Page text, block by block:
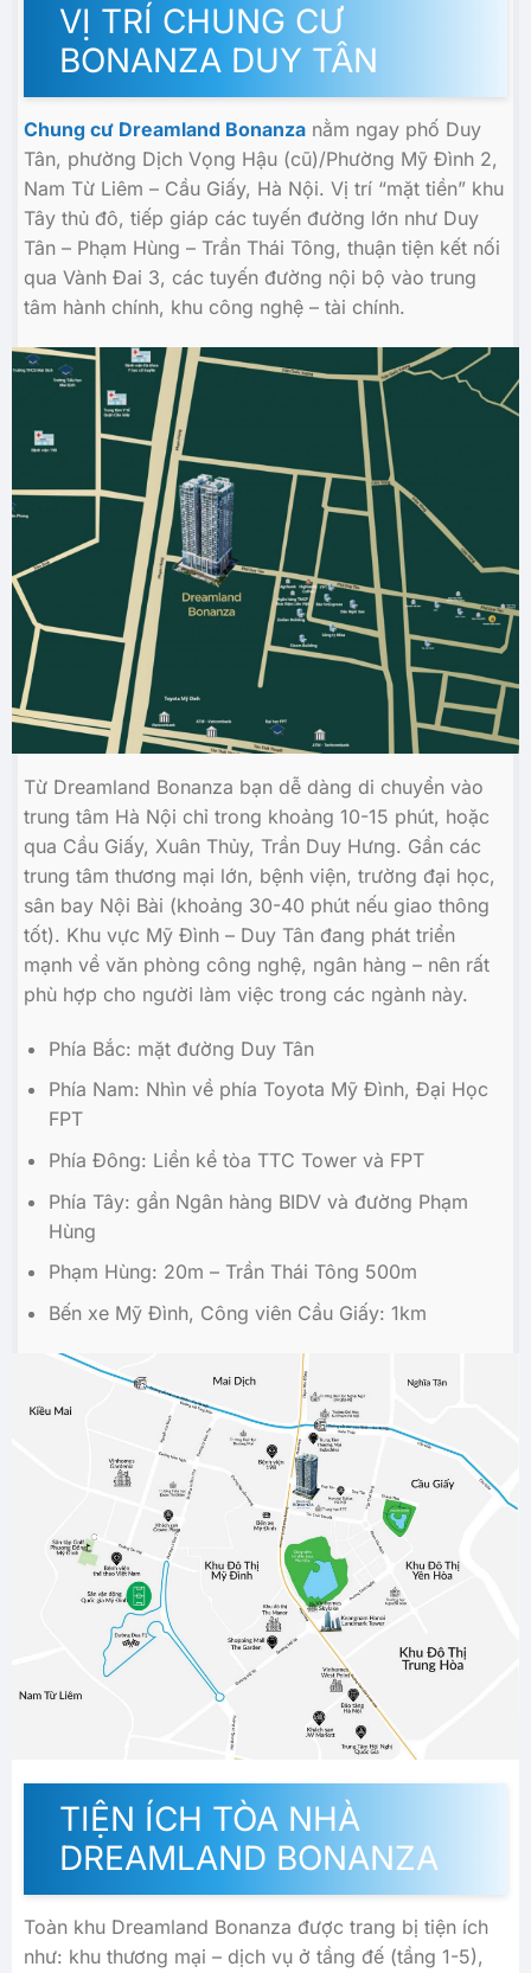
VỊ TRÍ CHUNG CƯ
BONANZA DUY TÂN
Chung cư Dreamland Bonanza nằm ngay phố Duy
Tân, phường Dịch Vọng Hậu (cũ)/Phường Mỹ Đình 2,
Nam Từ Liêm – Cầu Giấy, Hà Nội. Vị trí “mặt tiền” khu
Tây thủ đô, tiếp giáp các tuyến đường lớn như Duy
Tân – Phạm Hùng – Trần Thái Tông, thuận tiện kết nối
qua Vành Đai 3, các tuyến đường nội bộ vào trung
tâm hành chính, khu công nghệ – tài chính.
Từ Dreamland Bonanza bạn dễ dàng di chuyển vào
trung tâm Hà Nội chỉ trong khoảng 10-15 phút, hoặc
qua Cầu Giấy, Xuân Thủy, Trần Duy Hưng. Gần các
trung tâm thương mại lớn, bệnh viện, trường đại học,
sân bay Nội Bài (khoảng 30-40 phút nếu giao thông
tốt). Khu vực Mỹ Đình – Duy Tân đang phát triển
mạnh về văn phòng công nghệ, ngân hàng – nên rất
phù hợp cho người làm việc trong các ngành này.
Phía Bắc: mặt đường Duy Tân
Phía Nam: Nhìn về phía Toyota Mỹ Đình, Đại Học
FPT
Phía Đông: Liền kề tòa TTC Tower và FPT
Phía Tây: gần Ngân hàng BIDV và đường Phạm
Hùng
Phạm Hùng: 20m – Trần Thái Tông 500m
Bến xe Mỹ Đình, Công viên Cầu Giấy: 1km
TIỆN ÍCH TÒA NHÀ
DREAMLAND BONANZA
Toàn khu Dreamland Bonanza được trang bị tiện ích
như: khu thương mại – dịch vụ ở tầng đế (tầng 1-5),